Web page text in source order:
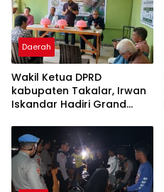
Daerah
Wakil Ketua DPRD
kabupaten Takalar, Irwan
Iskandar Hadiri Grand
Pertama di Takalar,
Melayani Terapis Gratis
untuk Pasien Dhuafa dan
umum.